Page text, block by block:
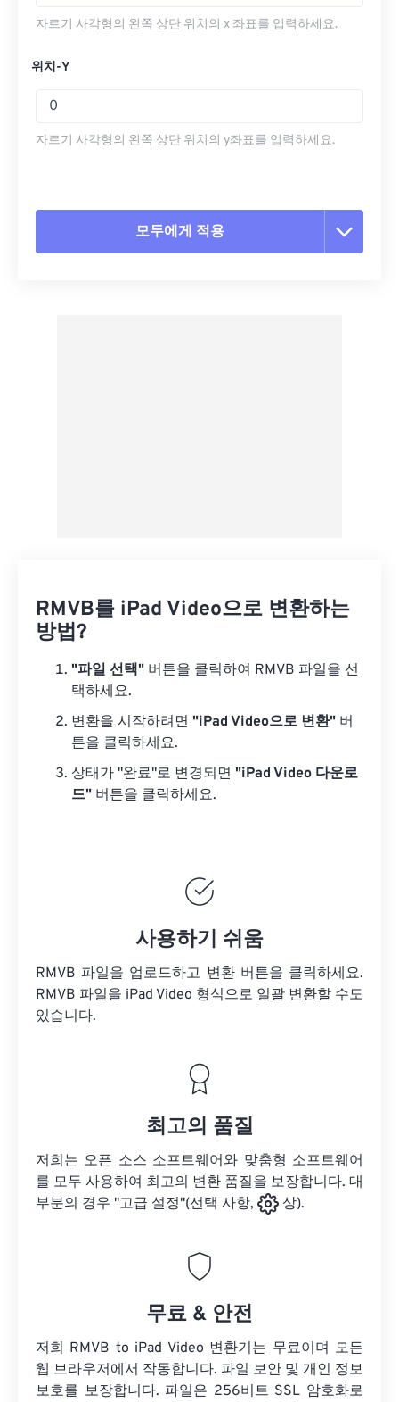
자르기 사각형의 왼쪽 상단 위치의 x 좌표를 입력하세요.
위치-Y
자르기 사각형의 왼쪽 상단 위치의 y좌표를 입력하세요.
모두에게 적용
RMVB를 iPad Video으로 변환하는
방법?
"파일 선택" 버튼을 클릭하여 RMVB 파일을 선
택하세요.
변환을 시작하려면 "iPad Video으로 변환" 버
튼을 클릭하세요.
상태가 "완료"로 변경되면 "iPad Video 다운로
드" 버튼을 클릭하세요.
사용하기 쉬움
RMVB 파일을 업로드하고 변환 버튼을 클릭하세요.
RMVB 파일을 iPad Video 형식으로 일괄 변환할 수도
있습니다.
최고의 품질
저희는 오픈 소스 소프트웨어와 맞춤형 소프트웨어
를 모두 사용하여 최고의 변환 품질을 보장합니다. 대
부분의 경우 "고급 설정"(선택 사항,
상).
무료 & 안전
저희 RMVB to iPad Video 변환기는 무료이며 모든
웹 브라우저에서 작동합니다. 파일 보안 및 개인 정보
보호를 보장합니다. 파일은 256비트 SSL 암호화로